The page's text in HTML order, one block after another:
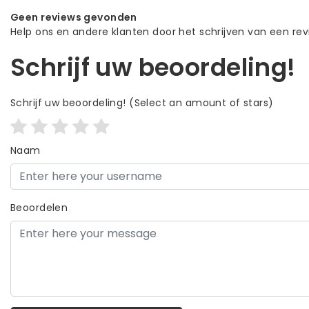
Geen reviews gevonden
Help ons en andere klanten door het schrijven van een
Schrijf uw beoordeling!
Schrijf uw beoordeling! (Select an amount of stars)
Naam
Beoordelen